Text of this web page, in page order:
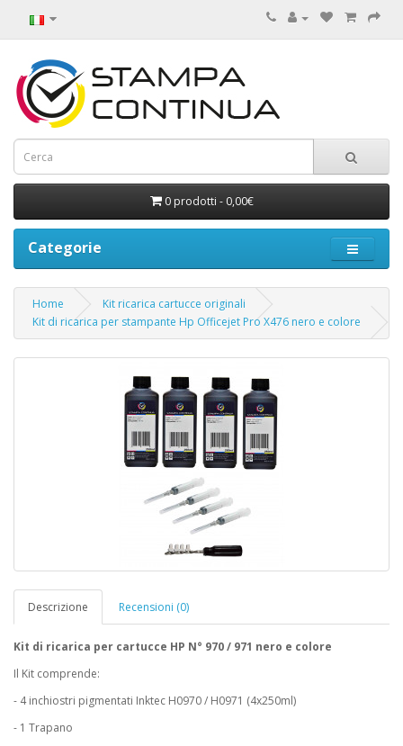
0 prodotti - 0,00€
Categorie
Home
Kit ricarica cartucce originali
Kit di ricarica per stampante Hp Officejet Pro X476 nero e colore
Descrizione Recensioni (0)
Kit di ricarica per cartucce HP N° 970 / 971 nero e colore
Il Kit comprende:
- 4 inchiostri pigmentati Inktec H0970 / H0971 (4x250ml)
- 1 Trapano